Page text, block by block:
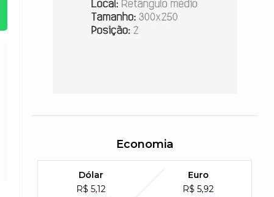
Economia
Dólar
R$ 5,12
Euro
R$ 5,92